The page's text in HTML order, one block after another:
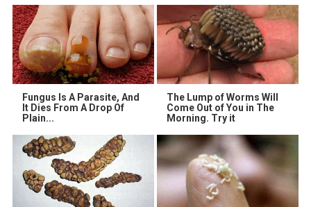
Fungus Is A Parasite, And
It Dies From A Drop Of
Plain...
The Lump of Worms Will
Come Out of You in The
Morning. Try it